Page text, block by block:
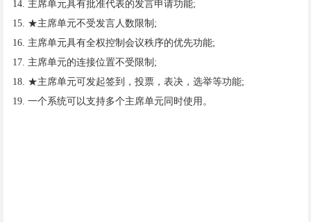
14. 主席单元具有批准代表的发言申请功能;
15. ★主席单元不受发言人数限制;
16. 主席单元具有全权控制会议秩序的优先功能;
17. 主席单元的连接位置不受限制;
18. ★主席单元可发起签到，投票，表决，选举等功能;
19. 一个系统可以支持多个主席单元同时使用。